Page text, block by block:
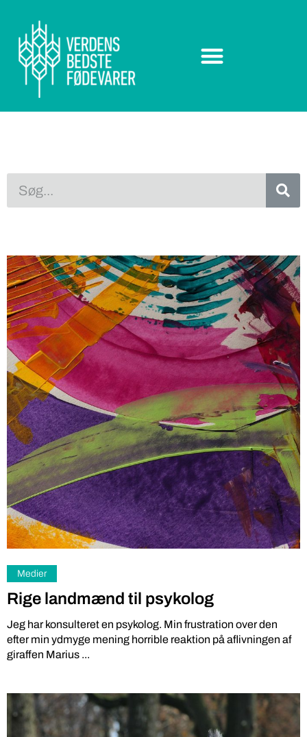
Medier
Rige landmænd til psykolog
Jeg har konsulteret en psykolog. Min frustration over den
efter min ydmyge mening horrible reaktion på aflivningen af
giraffen Marius ...